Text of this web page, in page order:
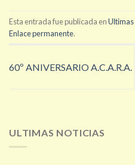
Esta entrada fue publicada en
Enlace permanente.
60º ANIVERSARIO A.C.A.R.A.
ULTIMAS NOTICIAS